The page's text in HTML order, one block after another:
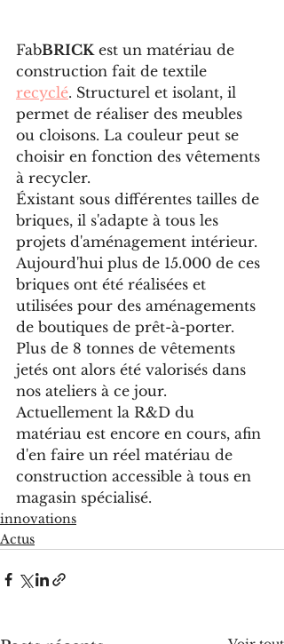
FabBRICK est un matériau de
construction fait de textile
recyclé. Structurel et isolant, il
permet de réaliser des meubles
ou cloisons. La couleur peut se
choisir en fonction des vêtements
à recycler.
Éxistant sous différentes tailles de
briques, il s'adapte à tous les
projets d'aménagement intérieur.
Aujourd'hui plus de 15.000 de ces
briques ont été réalisées et
utilisées pour des aménagements
de boutiques de prêt-à-porter.
Plus de 8 tonnes de vêtements
jetés ont alors été valorisés dans
nos ateliers à ce jour.
Actuellement la R&D du
matériau est encore en cours, afin
d'en faire un réel matériau de
construction accessible à tous en
magasin spécialisé.
innovations
Actus